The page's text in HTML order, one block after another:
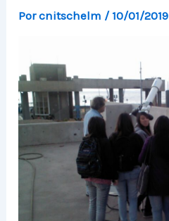
Porcnitschelm / 10/01/2019